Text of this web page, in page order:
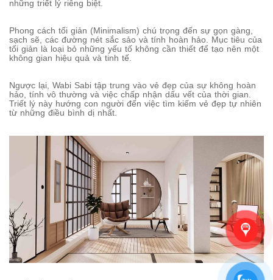
những triết lý riêng biệt.
Phong cách tối giản (Minimalism) chú trọng đến sự gọn gàng,
sạch sẽ, các đường nét sắc sảo và tính hoàn hảo. Mục tiêu của
tối giản là loại bỏ những yếu tố không cần thiết để tạo nên một
không gian hiệu quả và tinh tế.
Ngược lại, Wabi Sabi tập trung vào vẻ đẹp của sự không hoàn
hảo, tính vô thường và việc chấp nhận dấu vết của thời gian.
Triết lý này hướng con người đến việc tìm kiếm vẻ đẹp tự nhiên
từ những điều bình dị nhất.